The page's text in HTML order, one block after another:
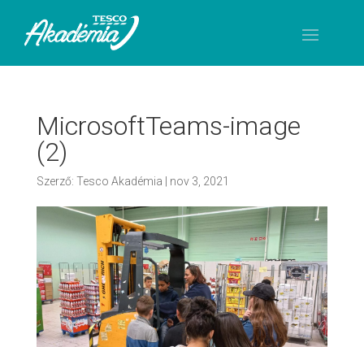
MicrosoftTeams-image
(2)
Szerző: Tesco Akadémia nov 3, 2021